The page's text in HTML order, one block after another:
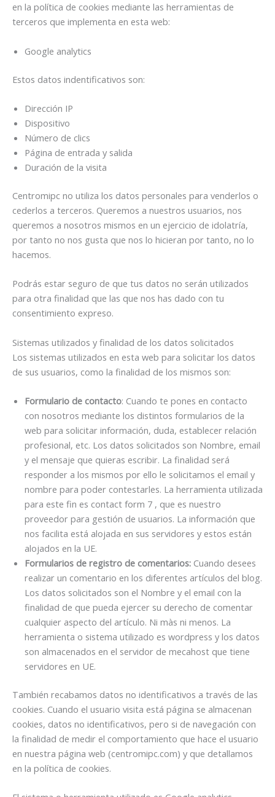
en la política de cookies mediante las herramientas de
terceros que implementa en esta web:
Google analytics
Estos datos indentificativos son:
Dirección IP
Dispositivo
Número de clics
Página de entrada y salida
Duración de la visita
Centromipc no utiliza los datos personales para venderlos o
cederlos a terceros. Queremos a nuestros usuarios, nos
queremos a nosotros mismos en un ejercicio de idolatría,
por tanto no nos gusta que nos lo hicieran por tanto, no lo
hacemos.
Podrás estar seguro de que tus datos no serán utilizados
para otra finalidad que las que nos has dado con tu
consentimiento expreso.
Sistemas utilizados y finalidad de los datos solicitados
Los sistemas utilizados en esta web para solicitar los datos
de sus usuarios, como la finalidad de los mismos son:
Formulario de contacto: Cuando te pones en contacto
con nosotros mediante los distintos formularios de la
web para solicitar información, duda, establecer relación
profesional, etc. Los datos solicitados son Nombre, email
y el mensaje que quieras escribir. La finalidad será
responder a los mismos por ello le solicitamos el email y
nombre para poder contestarles. La herramienta utilizada
para este fin es contact form 7 , que es nuestro
proveedor para gestión de usuarios. La información que
nos facilita está alojada en sus servidores y estos están
alojados en la UE.
Formularios de registro de comentarios: Cuando desees
realizar un comentario en los diferentes artículos del blog.
Los datos solicitados son el Nombre y el email con la
finalidad de que pueda ejercer su derecho de comentar
cualquier aspecto del artículo. Ni màs ni menos. La
herramienta o sistema utilizado es wordpress y los datos
son almacenados en el servidor de mecahost que tiene
servidores en UE.
También recabamos datos no identificativos a través de las
cookies. Cuando el usuario visita está página se almacenan
cookies, datos no identificativos, pero si de navegación con
la finalidad de medir el comportamiento que hace el usuario
en nuestra página web (centromipc.com) y que detallamos
en la política de cookies.